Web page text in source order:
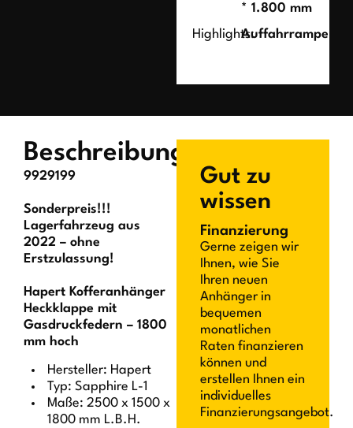
* 1.800 mm
Highlights:Auffahrrampe
Beschreibung
9929199
Sonderpreis!!!
Lagerfahrzeug aus
2022 – ohne
Erstzulassung!
Hapert Kofferanhänger
Heckklappe mit
Gasdruckfedern – 1800
mm hoch
Hersteller: Hapert
Typ: Sapphire L-1
Maße: 2500 x 1500 x
1800 mm L.B.H.
Gut zu
wissen
Finanzierung
Gerne zeigen wir
Ihnen, wie Sie
Ihren neuen
Anhänger in
bequemen
monatlichen
Raten finanzieren
können und
erstellen Ihnen ein
individuelles
Finanzierungsangebot.